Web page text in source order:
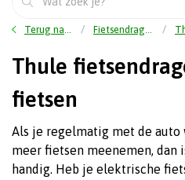
Terug naar home Fietsendragers
Thule
fietsen
Als je regelmatig met de
meer fietsen meenemen, dan
handig. Heb je elektrische